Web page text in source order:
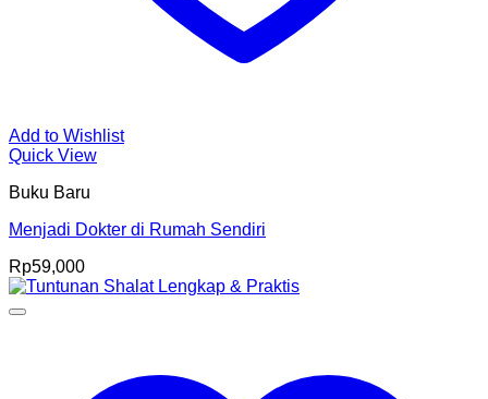
Add to Wishlist
Quick View
Buku Baru
Menjadi Dokter di Rumah Sendiri
Rp59,000